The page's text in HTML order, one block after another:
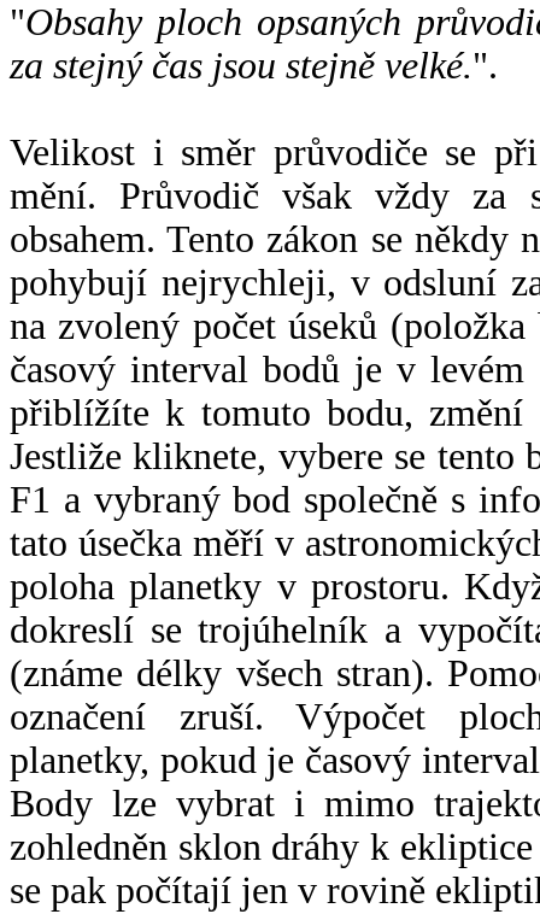
"Obsahy ploch opsaných
za stejný čas jsou stejně velké.".
Velikost i směr průvodiče se
mění. Průvodič však vždy za
obsahem. Tento zákon se někdy
pohybují nejrychleji, v odsluní
na zvolený počet úseků
časový interval bodů je v
přiblížíte k tomuto bodu,
Jestliže kliknete, vybere se tento
F1 a vybraný bod společně s
tato úsečka měří v
poloha planetky v prostoru.
dokreslí se trojúhelník a
(známe délky všech stran).
označení zruší. Výpočet
planetky, pokud je časový
Body lze vybrat i mimo
zohledněn sklon dráhy k
se pak počítají jen v rovině